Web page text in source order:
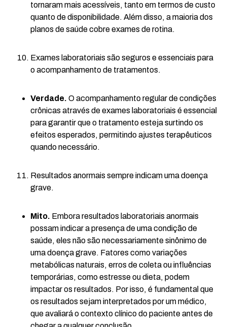
tornaram mais acessíveis, tanto em termos de custo
quanto de disponibilidade. Além disso, a maioria dos
planos de saúde cobre exames de rotina.
Exames laboratoriais são seguros e essenciais para
o acompanhamento de tratamentos.
Verdade. O acompanhamento regular de condições
crônicas através de exames laboratoriais é essencial
para garantir que o tratamento esteja surtindo os
efeitos esperados, permitindo ajustes terapêuticos
quando necessário.
Resultados anormais sempre indicam uma doença
grave.
Mito. Embora resultados laboratoriais anormais
possam indicar a presença de uma condição de
saúde, eles não são necessariamente sinônimo de
uma doença grave. Fatores como variações
metabólicas naturais, erros de coleta ou influências
temporárias, como estresse ou dieta, podem
impactar os resultados. Por isso, é fundamental que
os resultados sejam interpretados por um médico,
que avaliará o contexto clínico do paciente antes de